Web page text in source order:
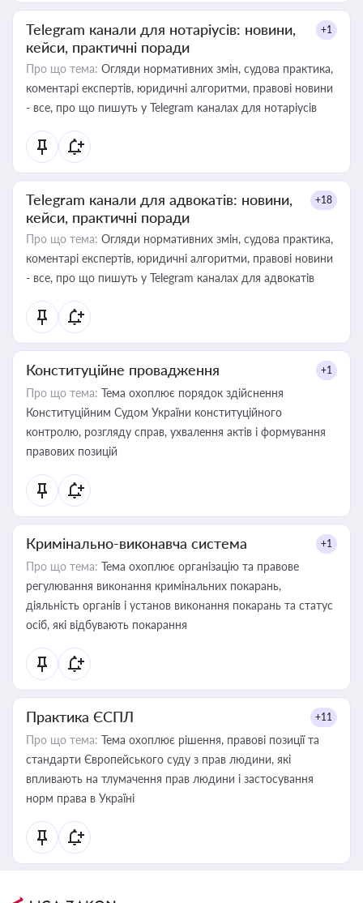
Telegram канали для нотаріусів: новини,
кейси, практичні поради
+1
Про що тема: Огляди нормативних змін, судова практика,
коментарі експертів, юридичні алгоритми, правові новини
- все, про що пишуть у Telegram каналах для нотаріусів
Telegram канали для адвокатів: новини,
кейси, практичні поради
+18
Про що тема: Огляди нормативних змін, судова практика,
коментарі експертів, юридичні алгоритми, правові новини
- все, про що пишуть у Telegram каналах для адвокатів
Конституційне провадження +1
Про що тема: Тема охоплює порядок здійснення
Конституційним Судом України конституційного
контролю, розгляду справ, ухвалення актів і формування
правових позицій
Кримінально-виконавча система +1
Про що тема: Тема охоплює організацію та правове
регулювання виконання кримінальних покарань,
діяльність органів і установ виконання покарань та статус
осіб, які відбувають покарання
Практика ЄСПЛ +11
Про що тема: Тема охоплює рішення, правові позиції та
стандарти Європейського суду з прав людини, які
впливають на тлумачення прав людини і застосування
норм права в Україні